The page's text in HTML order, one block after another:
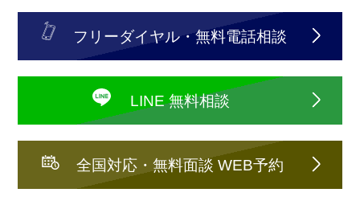
フリーダイヤル・無料電話相談
LINE 無料相談
全国対応・無料面談 WEB予約